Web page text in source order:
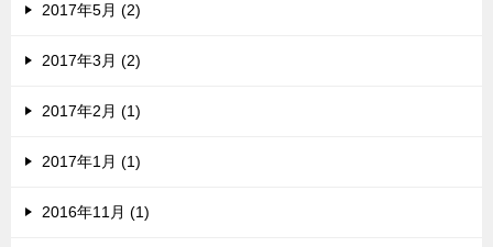
2017年5月 (2)
2017年3月 (2)
2017年2月 (1)
2017年1月 (1)
2016年11月 (1)